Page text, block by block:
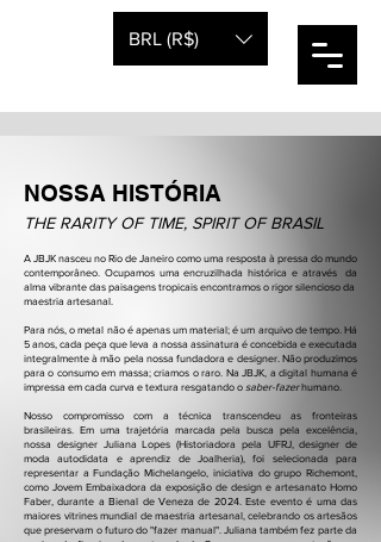
JBJKBRL (R$)
NOSSA HISTÓRIA
THE RARITY OF TIME, SPIRIT OF BRASIL​
A JBJK nasceu no Rio de Janeiro como uma resposta à pressa do mundo
contemporâneo. Ocupamos uma encruzilhada histórica e através da
alma vibrante das paisagens tropicais encontramos o rigor silencioso da
maestria artesanal.
Para nós, o metal não é apenas um material; é um arquivo de tempo. Há
5 anos, cada peça que leva a nossa assinatura é concebida e executada
integralmente à mão pela nossa fundadora e designer. Não produzimos
para o consumo em massa; criamos o raro. Na JBJK, a digital humana é
impressa em cada curva e textura resgatando o saber-fazerhumano.
Nosso compromisso com a técnica transcendeu as fronteiras
brasileiras. Em uma trajetória marcada pela busca pela excelência,
nossa designer Juliana Lopes (Historiadora pela UFRJ, designer de
moda autodidata e aprendiz de Joalheria), foi selecionada para
representar a Fundação Michelangelo, iniciativa do grupo Richemont,
como Jovem Embaixadora da exposição de design e artesanato Homo
Faber, durante a Bienal de Veneza de 2024. Este evento é uma das
maiores vitrines mundial de maestria artesanal, celebrando os artesãos
que preservam o futuro do "fazer manual". Juliana também fez parte da